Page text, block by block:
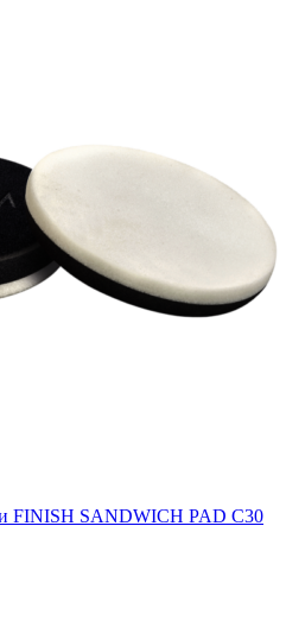
FINISH SANDWICH PAD C30